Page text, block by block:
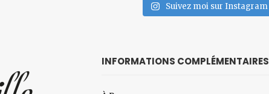
Suivez moi sur Instagram
INFORMATIONS COMPLÉMENTAIRES